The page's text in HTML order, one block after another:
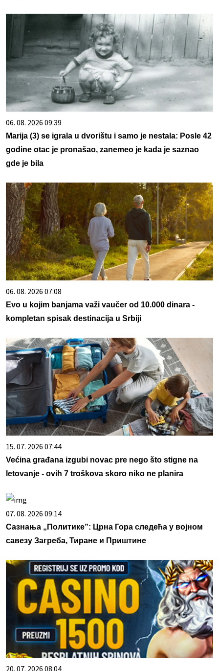
06. 08. 2026 09:39
Marija (3) se igrala u dvorištu i samo je nestala: Posle 42
godine otac je pronašao, zanemeo je kada je saznao
gde je bila
06. 08. 2026 07:08
Evo u kojim banjama važi vaučer od 10.000 dinara -
kompletan spisak destinacija u Srbiji
15. 07. 2026 07:44
Većina građana izgubi novac pre nego što stigne na
letovanje - ovih 7 troškova skoro niko ne planira
07. 08. 2026 09:14
Сазнања „Политике”: Црна Гора следећа у војном
савезу Загреба, Тиране и Приштине
20. 07. 2026 08:04